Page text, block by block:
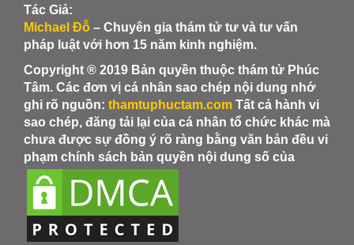
Tác Giả:
Michael Đỗ – Chuyên gia thám tử tư và tư vấn
pháp luật với hơn 15 năm kinh nghiệm.
Copyright ® 2019 Bản quyền thuộc thám tử Phúc
Tâm. Các đơn vị cá nhân sao chép nội dung nhớ
ghi rõ nguồn: thamtuphuctam.com Tất cả hành vi
sao chép, đăng tải lại của cá nhân tổ chức khác mà
chưa được sự đồng ý rõ ràng bằng văn bản đều vi
phạm chính sách bản quyền nội dung số của